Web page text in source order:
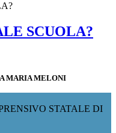
SCUOLA?
MARIA MELONI
STATALE DI